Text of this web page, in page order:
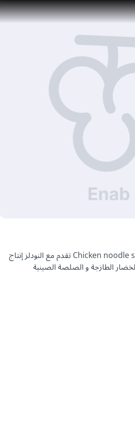
تشيكن نودلز سلطة Chicken noodle salad تقدم مع النودلز إنتاج
الطازجة و الصلصة الصينية